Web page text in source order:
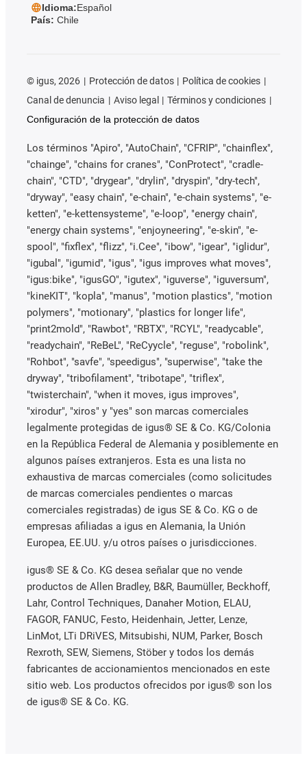
Idioma:Español
País: Chile
© igus, 2026 Protección de datos
Política de cookies
Canal de denuncia
Aviso legal
Términos y condiciones
Configuración de la protección de datos
Los términos "Apiro", "AutoChain", "CFRIP", "chainflex",
"chainge", "chains for cranes", "ConProtect", "cradle-
chain", "CTD", "drygear", "drylin", "dryspin", "dry-tech",
"dryway", "easy chain", "e-chain", "e-chain systems", "e-
ketten", "e-kettensysteme", "e-loop", "energy chain",
"energy chain systems", "enjoyneering", "e-skin", "e-
spool", "fixflex", "flizz", "i.Cee", "ibow", "igear", "iglidur",
"igubal", "igumid", "igus", "igus improves what moves",
"igus:bike", "igusGO", "igutex", "iguverse", "iguversum",
"kineKIT", "kopla", "manus", "motion plastics", "motion
polymers", "motionary", "plastics for longer life",
"print2mold", "Rawbot", "RBTX", "RCYL", "readycable",
"readychain", "ReBeL", "ReCyycle", "reguse", "robolink",
"Rohbot", "savfe", "speedigus", "superwise", "take the
dryway", "tribofilament", "tribotape", "triflex",
"twisterchain", "when it moves, igus improves",
"xirodur", "xiros" y "yes" son marcas comerciales
legalmente protegidas de igus® SE & Co. KG/Colonia
en la República Federal de Alemania y posiblemente en
algunos países extranjeros. Esta es una lista no
exhaustiva de marcas comerciales (como solicitudes
de marcas comerciales pendientes o marcas
comerciales registradas) de igus SE & Co. KG o de
empresas afiliadas a igus en Alemania, la Unión
Europea, EE.UU. y/u otros países o jurisdicciones.
igus® SE & Co. KG desea señalar que no vende
productos de Allen Bradley, B&R, Baumüller, Beckhoff,
Lahr, Control Techniques, Danaher Motion, ELAU,
FAGOR, FANUC, Festo, Heidenhain, Jetter, Lenze,
LinMot, LTi DRiVES, Mitsubishi, NUM, Parker, Bosch
Rexroth, SEW, Siemens, Stöber y todos los demás
fabricantes de accionamientos mencionados en este
sitio web. Los productos ofrecidos por igus® son los
de igus® SE & Co. KG.